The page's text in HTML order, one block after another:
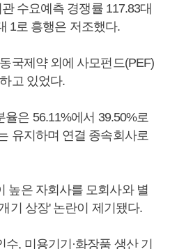
수요예측 경쟁률 117.83대
1로 흥행은 저조했다.
국제약 외에 사모펀드(PEF)
고 있었다.
은 56.11%에서 39.50%로
유지하며 연결 종속회사로
높은 자회사를 모회사와 별
기 상장' 논란이 제기됐다.
, 미용기기·화장품 생산 기